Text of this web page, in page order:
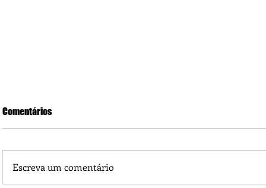
Comentários
Escreva um comentário